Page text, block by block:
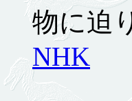
物に迫
NHK